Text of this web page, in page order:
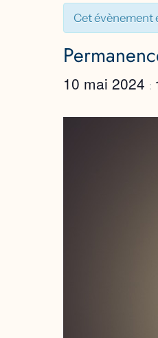
Cet évènement
10 mai 2024 :